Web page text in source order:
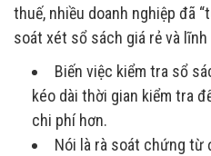
thuế, nhiều doanh nghiệp đã
soát xét sổ sách giá rẻ và
Biến việc kiểm tra sổ
kéo dài thời gian kiểm tra
chi phí hơn.
Nói là rà soát chứng từ